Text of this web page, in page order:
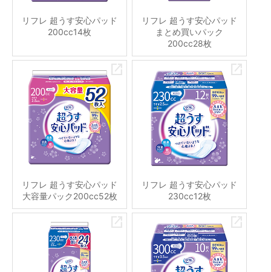
リフレ 超うす安心パッド
200cc14枚
リフレ 超うす安心パッド
まとめ買いパック
200cc28枚
リフレ 超うす安心パッド
大容量パック200cc52枚
リフレ 超うす安心パッド
230cc12枚